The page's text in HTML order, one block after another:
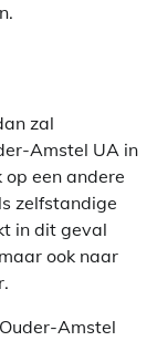
zal
Amstel UA in
een andere
zelfstandige
in dit geval
ook naar
Amstel